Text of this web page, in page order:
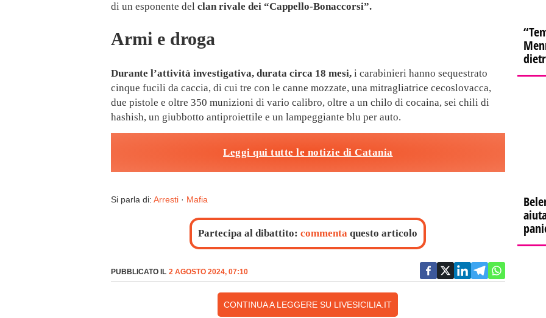
di un esponente del clan rivale dei “Cappello-Bonaccorsi”.
Armi e droga
Durante l’attività investigativa, durata circa 18 mesi, i carabinieri hanno sequestrato
cinque fucili da caccia, di cui tre con le canne mozzate, una mitragliatrice cecoslovacca,
due pistole e oltre 350 munizioni di vario calibro, oltre a un chilo di cocaina, sei chili di
hashish, un giubbotto antiproiettile e un lampeggiante blu per auto.
Leggi qui tutte le notizie di Catania
Si parla di: Arresti · Mafia
Partecipa al dibattito:commenta questo articolo
PUBBLICATO IL 2 AGOSTO 2024, 07:10
CONTINUA A LEGGERE SU LIVESICILIA.IT